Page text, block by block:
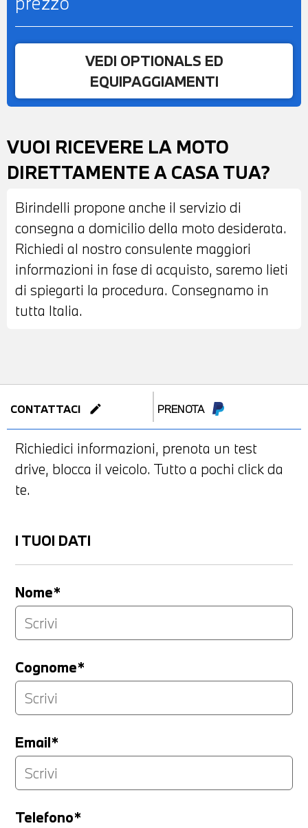
VEDI OPTIONALS ED
EQUIPAGGIAMENTI
VUOI RICEVERE LA MOTO
DIRETTAMENTE A CASA TUA?
Birindelli propone anche il servizio di
consegna a domicilio della moto desiderata.
Richiedi al nostro consulente maggiori
informazioni in fase di acquisto, saremo lieti
di spiegarti la procedura. Consegnamo in
tutta Italia.
CONTATTACI edit PRENOTA
Richiedici informazioni, prenota un test
drive, blocca il veicolo. Tutto a pochi click da
te.
I TUOI DATI
Nome*
Cognome*
Email*
Telefono*